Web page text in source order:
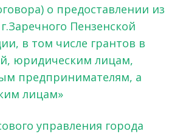
о предоставлении из
Пензенской
в том числе грантов в
юридическим лицам,
предпринимателям, а
лицам»
управления города